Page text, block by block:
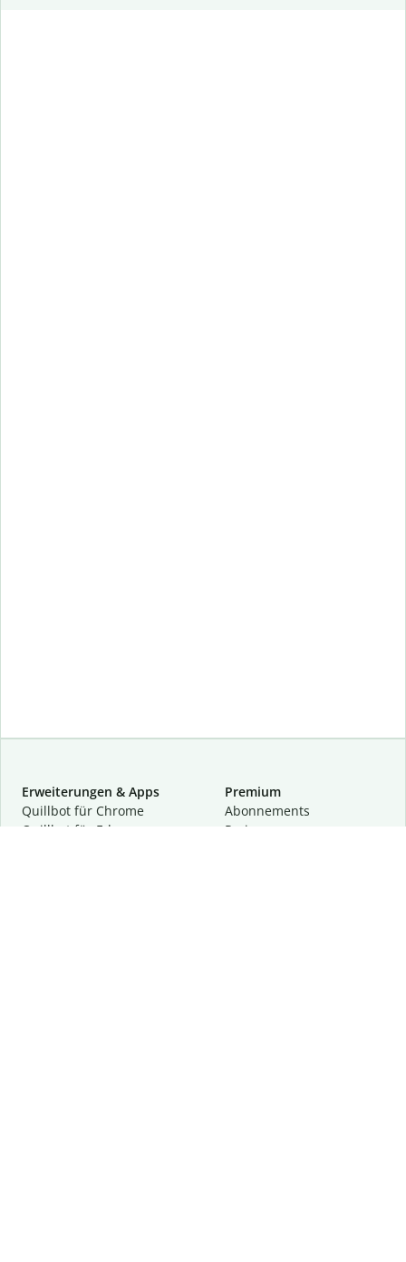
Erweiterungen & Apps
Quillbot für Chrome
Quillbot für Edge
Premium
Abon­ne­ments
Preise